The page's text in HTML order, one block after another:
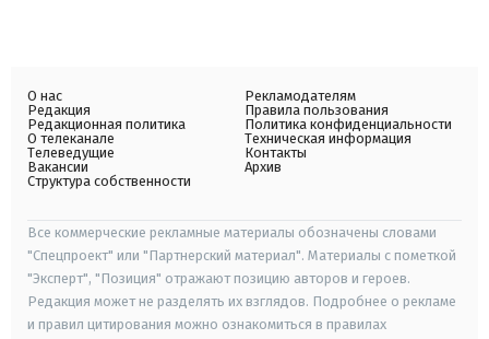
О нас
Редакция
Редакционная политика
О телеканале
Телеведущие
Вакансии
Структура собственности
Рекламодателям
Правила пользования
Политика конфиденциальности
Техническая информация
Контакты
Архив
Все коммерческие рекламные материалы обозначены словами
"Спецпроект" или "Партнерский материал". Материалы с пометкой
"Эксперт", "Позиция" отражают позицию авторов и героев.
Редакция может не разделять их взглядов. Подробнее о рекламе
и правил цитирования можно ознакомиться в правилах